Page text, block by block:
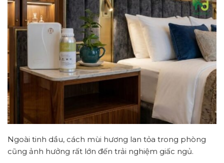
Ngoài tinh dầu, cách mùi hương lan tỏa trong phòng
cũng ảnh hưởng rất lớn đến trải nghiệm giấc ngủ.